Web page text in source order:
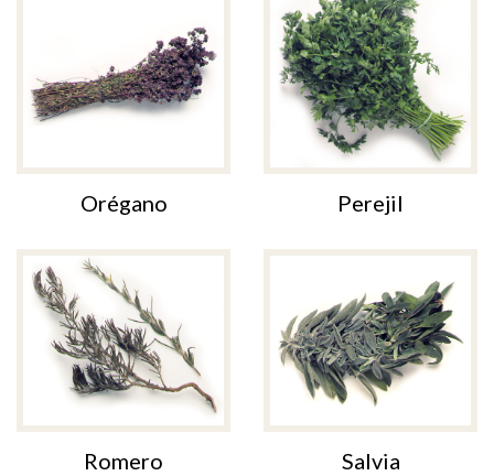
Orégano Perejil
Romero Salvia